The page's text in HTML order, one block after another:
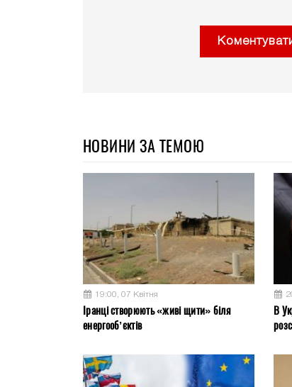
НОВИНИ ЗА ТЕМОЮ
19:00, 07 Квітня
Іранці створюють «живі щити» біля
енергооб’єктів
В